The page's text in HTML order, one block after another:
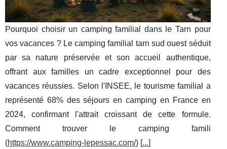
Pourquoi choisir un camping familial dans le Tarn pour
vos vacances ? Le camping familial tarn sud ouest séduit
par sa nature préservée et son accueil authentique,
offrant aux familles un cadre exceptionnel pour des
vacances réussies. Selon l'INSEE, le tourisme familial a
représenté 68% des séjours en camping en France en
2024, confirmant l'attrait croissant de cette formule.
Comment trouver le camping famili
(https://www.camping-lepessac.com/) [...]